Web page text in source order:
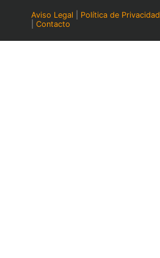
Aviso Legal Política de Privacidad
|Contacto